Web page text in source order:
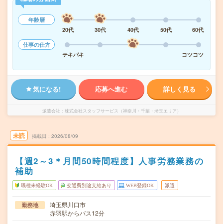
年齢層
20代
30代 40代 50代
60代
仕事の仕方
テキパキ
コツコツ
気になる! 応募へ進む 詳しく見る
派遣会社 株式会社スタッフサービス（神奈川・千葉・埼玉エリア）
未読 掲載日 2026/08/09
【週2～3＊月間50時間程度】人事労務業務の
補助
職種未経験OK 交通費別途支給あり WEB登録OK 派遣
勤務地
埼玉県川口市
赤羽駅からバス12分